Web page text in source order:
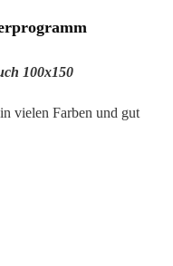
100x150
vielen Farben und gut